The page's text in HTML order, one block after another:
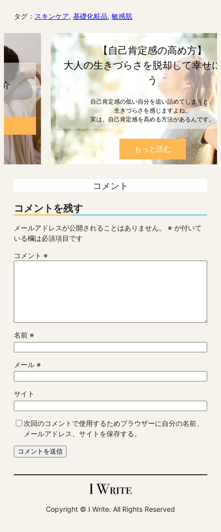
タグ： スキンケア, 基礎化粧品, 敏感肌
【自己肯定感の高め方】
大人の生きづらさを脱却して幸せになろ
う
自己肯定感の低い自分を追い詰めてしまうと、
生きづらさを感じますよね。
実は、自己肯定感を高める方法があるんです。
もっと読む
コメント
コメントを残す
メールアドレスが公開されることはありません。 ※ が付いて
いる欄は必須項目です
コメント ※
名前 ※
メール ※
サイト
次回のコメントで使用するためブラウザーに自分の名前、
メールアドレス、サイトを保存する。
Copyright ©︎ I Write. All Rights Reserved